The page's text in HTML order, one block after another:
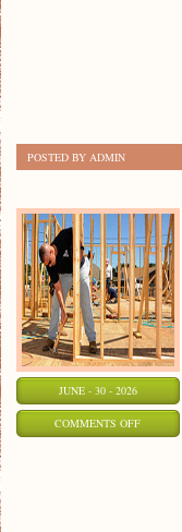
POSTED BY ADMIN
JUNE - 30 - 2026
COMMENTS OFFON